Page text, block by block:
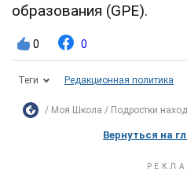
образования (GPE).
0 0
Теги Редакционная политика
Моя Школа Подростки
Вернуться на